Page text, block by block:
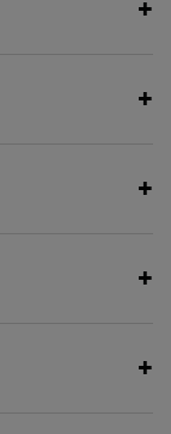
mięsa i produktów
zwierzęcego